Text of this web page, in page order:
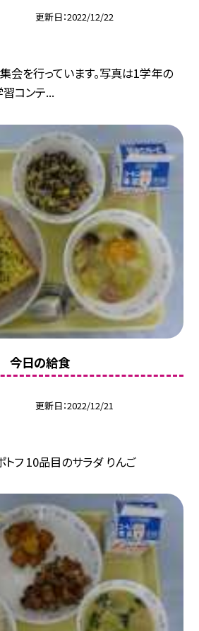
更新日 2022/12/22
会を行っています。写真は1学年の
コンテ...
今日の給食
更新日 2022/12/21
トフ 10品目のサラダ りんご